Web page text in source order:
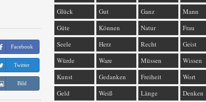
Facebook
Twitter
Bild
Glück
Gut Ganz
Mann
Güte
Können Natur
Frau
Seele
Herz Recht
Geist
Würde
Ware Müssen
Wissen
Kunst
Gedanken Freiheit
Wort
Geld
Weiß Länge Denken